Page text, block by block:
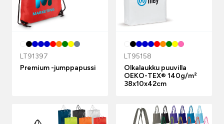
LT91397
Premium -jumppapussi
LT95158
Olkalaukku puuvilla
OEKO-TEX® 140g/m²
38x10x42cm